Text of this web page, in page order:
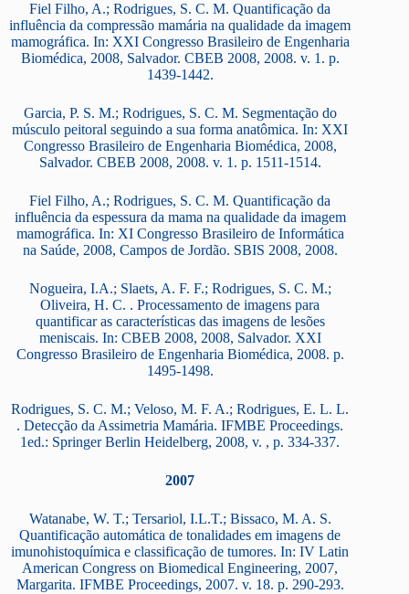
Fiel Filho, A.; Rodrigues, S. C. M. Quantificação da
influência da compressão mamária na qualidade da imagem
mamográfica. In: XXI Congresso Brasileiro de Engenharia
Biomédica, 2008, Salvador. CBEB 2008, 2008. v. 1. p.
1439-1442.
Garcia, P. S. M.; Rodrigues, S. C. M. Segmentação do
músculo peitoral seguindo a sua forma anatômica. In: XXI
Congresso Brasileiro de Engenharia Biomédica, 2008,
Salvador. CBEB 2008, 2008. v. 1. p. 1511-1514.
Fiel Filho, A.; Rodrigues, S. C. M. Quantificação da
influência da espessura da mama na qualidade da imagem
mamográfica. In: XI Congresso Brasileiro de Informática
na Saúde, 2008, Campos de Jordão. SBIS 2008, 2008.
Nogueira, I.A.; Slaets, A. F. F.; Rodrigues, S. C. M.;
Oliveira, H. C. . Processamento de imagens para
quantificar as características das imagens de lesões
meniscais. In: CBEB 2008, 2008, Salvador. XXI
Congresso Brasileiro de Engenharia Biomédica, 2008. p.
1495-1498.
Rodrigues, S. C. M.; Veloso, M. F. A.; Rodrigues, E. L. L.
. Detecção da Assimetria Mamária. IFMBE Proceedings.
1ed.: Springer Berlin Heidelberg, 2008, v. , p. 334-337.
2007
Watanabe, W. T.; Tersariol, I.L.T.; Bissaco, M. A. S.
Quantificação automática de tonalidades em imagens de
imunohistoquímica e classificação de tumores. In: IV Latin
American Congress on Biomedical Engineering, 2007,
Margarita. IFMBE Proceedings, 2007. v. 18. p. 290-293.